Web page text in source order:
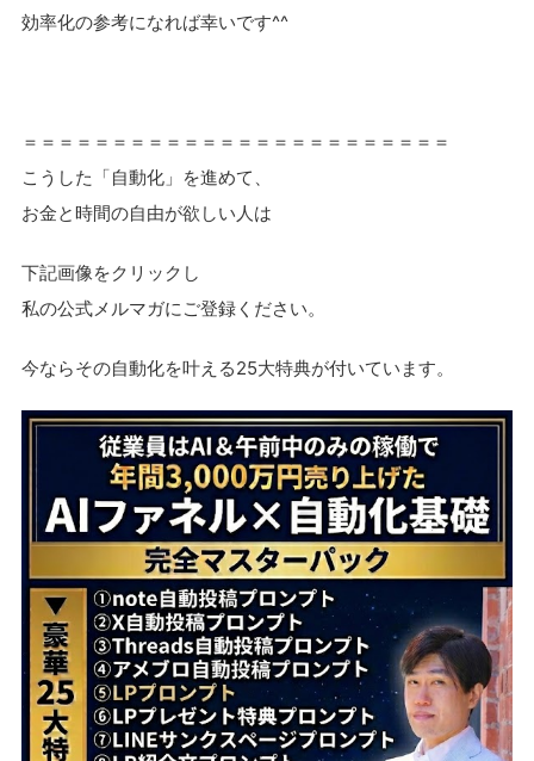
効率化の参考になれば幸いです^^
＝＝＝＝＝＝＝＝＝＝＝＝＝＝＝＝＝＝＝＝＝＝＝＝
こうした「自動化」を進めて、
お金と時間の自由が欲しい人は
下記画像をクリックし
私の公式メルマガにご登録ください。
今ならその自動化を叶える25大特典が付いています。